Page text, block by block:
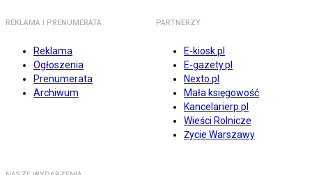
REKLAMA I PRENUMERATA
Reklama
Ogłoszenia
Prenumerata
Archiwum
PARTNERZY
E-kiosk.pl
E-gazety.pl
Nexto.pl
Mała księgowość
Kancelarierp.pl
Wieści Rolnicze
Życie Warszawy